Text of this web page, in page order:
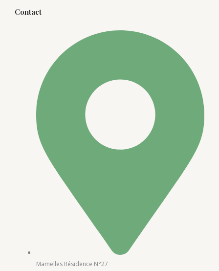
Contact
Mamelles Résidence N°27